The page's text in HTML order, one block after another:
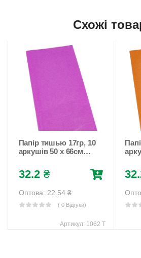
Схожі
Папір тишью 17гр, 10
аркушів 50 х 66см
T)
32.2 ₴
Оптова: 22.54 ₴
( 0 Відгуки)
Артикул: 1062 T